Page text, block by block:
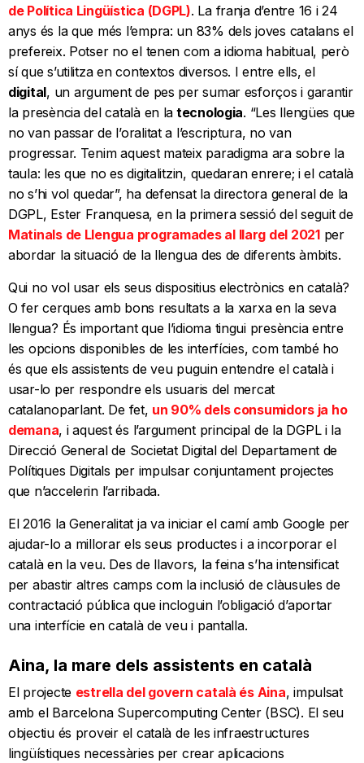
de Política Lingüística (DGPL). La franja d’entre 16 i 24
anys és la que més l’empra: un 83% dels joves catalans el
prefereix. Potser no el tenen com a idioma habitual, però
sí que s’utilitza en contextos diversos. I entre ells, el
digital, un argument de pes per sumar esforços i garantir
la presència del català en la tecnologia. “Les llengües que
no van passar de l’oralitat a l’escriptura, no van
progressar. Tenim aquest mateix paradigma ara sobre la
taula: les que no es digitalitzin, quedaran enrere; i el català
no s’hi vol quedar”, ha defensat la directora general de la
DGPL, Ester Franquesa, en la primera sessió del seguit de
Matinals de Llengua programades al llarg del 2021per
abordar la situació de la llengua des de diferents àmbits.
Qui no vol usar els seus dispositius electrònics en català?
O fer cerques amb bons resultats a la xarxa en la seva
llengua? És important que l’idioma tingui presència entre
les opcions disponibles de les interfícies, com també ho
és que els assistents de veu puguin entendre el català i
usar-lo per respondre els usuaris del mercat
catalanoparlant. De fet, un 90% dels consumidors ja ho
demana, i aquest és l’argument principal de la DGPL i la
Direcció General de Societat Digital del Departament de
Polítiques Digitals per impulsar conjuntament projectes
que n’accelerin l’arribada.
El 2016 la Generalitat ja va iniciar el camí amb Google per
ajudar-lo a millorar els seus productes i a incorporar el
català en la veu. Des de llavors, la feina s’ha intensificat
per abastir altres camps com la inclusió de clàusules de
contractació pública que incloguin l’obligació d’aportar
una interfície en català de veu i pantalla.
Aina, la mare dels assistents en català
El projecte estrella del govern català és Aina, impulsat
amb el Barcelona Supercomputing Center (BSC). El seu
objectiu és proveir el català de les infraestructures
lingüístiques necessàries per crear aplicacions